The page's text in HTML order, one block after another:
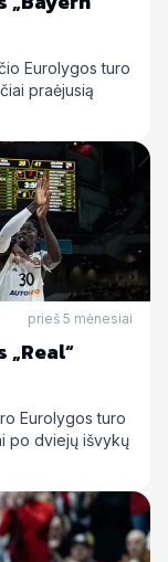
Eurolygos turo
praėjusią
prieš 5 mėnesiai
„Real“
Eurolygos turo
po dviejų išvykų